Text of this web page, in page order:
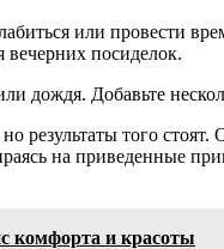
или провести
вечерних посиделок.
дождя. Добавьте
результаты того
на приведенные
комфорта и красоты